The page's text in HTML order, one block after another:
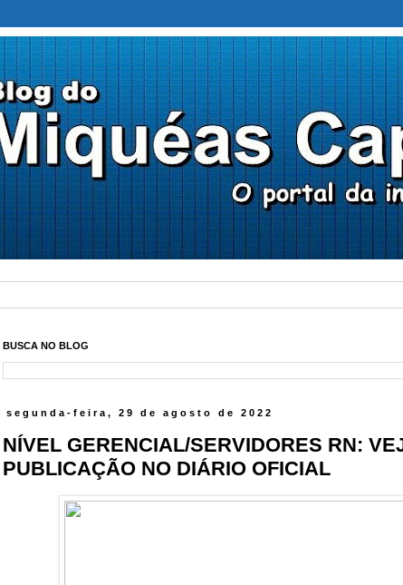
BUSCA NO BLOG
segunda-feira, 29 de agosto de 2022
NÍVEL GERENCIAL/SERVIDORES RN:
PUBLICAÇÃO NO DIÁRIO OFICIAL